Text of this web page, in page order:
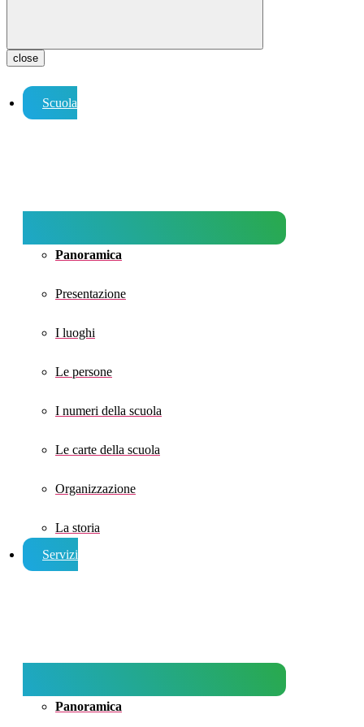
close
Scuola
Panoramica
Presentazione
I luoghi
Le persone
I numeri della scuola
Le carte della scuola
Organizzazione
La storia
Servizi
Panoramica